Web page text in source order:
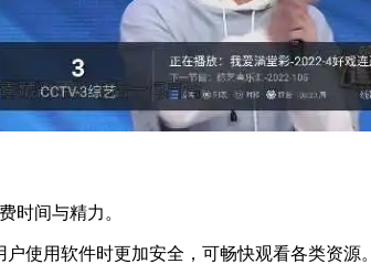
时间与精力。
使用软件时更加安全，可畅快观看各类资源。